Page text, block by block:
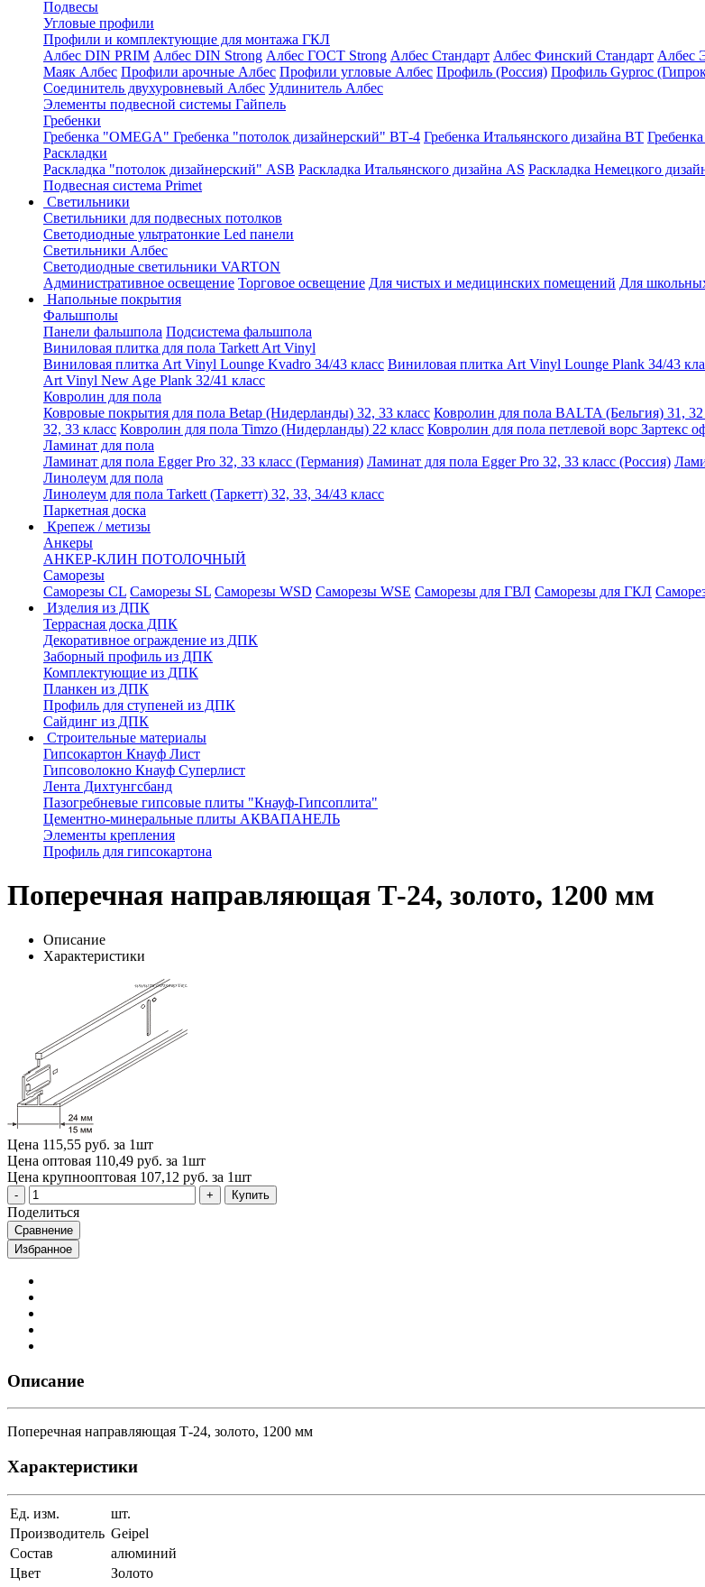
Подвесы
Угловые профили
Профили и комплектующие для монтажа ГКЛ
Албес DIN PRIM Албес DIN Strong Албес ГОСТ Strong Албес Стандарт Албес Финский Стандарт Албес
Маяк Албес Профили арочные Албес Профили угловые Албес Профиль (Россия) Профиль Gyproc
Соединитель двухуровневый Албес Удлинитель Албес
Элементы подвесной системы Гайпель
Гребенки
Гребенка "OMEGA" Гребенка "потолок дизайнерский" ВТ-4 Гребенка Итальянского дизайна BT
Раскладки
Раскладка "потолок дизайнерский" ASB Раскладка Итальянского дизайна AS Раскладка Немецкого
Подвесная система Primet
Светильники
Светильники для подвесных потолков
Светодиодные ультратонкие Led панели
Светильники Албес
Светодиодные светильники VARTON
Административное освещение Торговое освещение Для чистых и медицинских помещений Для
Напольные покрытия
Фальшполы
Панели фальшпола Подсистема фальшпола
Виниловая плитка для пола Tarkett Art Vinyl
Виниловая плитка Art Vinyl Lounge Kvadro 34/43 класс Виниловая плитка Art Vinyl Lounge Plank 34/43
Art Vinyl New Age Plank 32/41 класс
Ковролин для пола
Ковровые покрытия для пола Betap (Нидерланды) 32, 33 класс Ковролин для пола BALTA (Бельгия) 31, 32
32, 33 класс Ковролин для пола Timzo (Нидерланды) 22 класс Ковролин для пола петлевой ворс Зартекс
Ламинат для пола
Ламинат для пола Egger Pro 32, 33 класс (Германия) Ламинат для пола Egger Pro 32, 33 класс (Россия)
Линолеум для пола
Линолеум для пола Tarkett (Таркетт) 32, 33, 34/43 класс
Паркетная доска
Крепеж / метизы
Анкеры
АНКЕР-КЛИН ПОТОЛОЧНЫЙ
Саморезы
Саморезы CL Саморезы SL Саморезы WSD Саморезы WSE Саморезы для ГВЛ Саморезы для ГКЛ
Изделия из ДПК
Террасная доска ДПК
Декоративное ограждение из ДПК
Заборный профиль из ДПК
Комплектующие из ДПК
Планкен из ДПК
Профиль для ступеней из ДПК
Сайдинг из ДПК
Строительные материалы
Гипсокартон Кнауф Лист
Гипсоволокно Кнауф Суперлист
Лента Дихтунгсбанд
Пазогребневые гипсовые плиты "Кнауф-Гипсоплита"
Цементно-минеральные плиты АКВАПАНЕЛЬ
Элементы крепления
Профиль для гипсокартона
Поперечная направляющая Т-24, золото, 1200 мм
Описание
Характеристики
Цена 115,55 руб. за 1шт
Цена оптовая 110,49 руб. за 1шт
Цена крупнооптовая 107,12 руб. за 1шт
Купить
Поделиться
Сравнение
Избранное
Описание
Поперечная направляющая Т-24, золото, 1200 мм
Характеристики
Ед. изм.
шт.
Производитель Geipel
Состав
алюминий
Цвет
Золото